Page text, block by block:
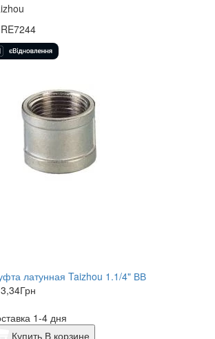
латунная Taizhou 1.1/4" ВВ
Грн
1-4 дня
Купить В корзине